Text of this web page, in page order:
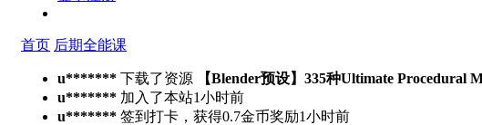
首页 后期全能课
u******* 下载了资源 【Blender预设】335种Ultimate Procedural
u******* 加入了本站1小时前
u******* 签到打卡，获得0.7金币奖励1小时前